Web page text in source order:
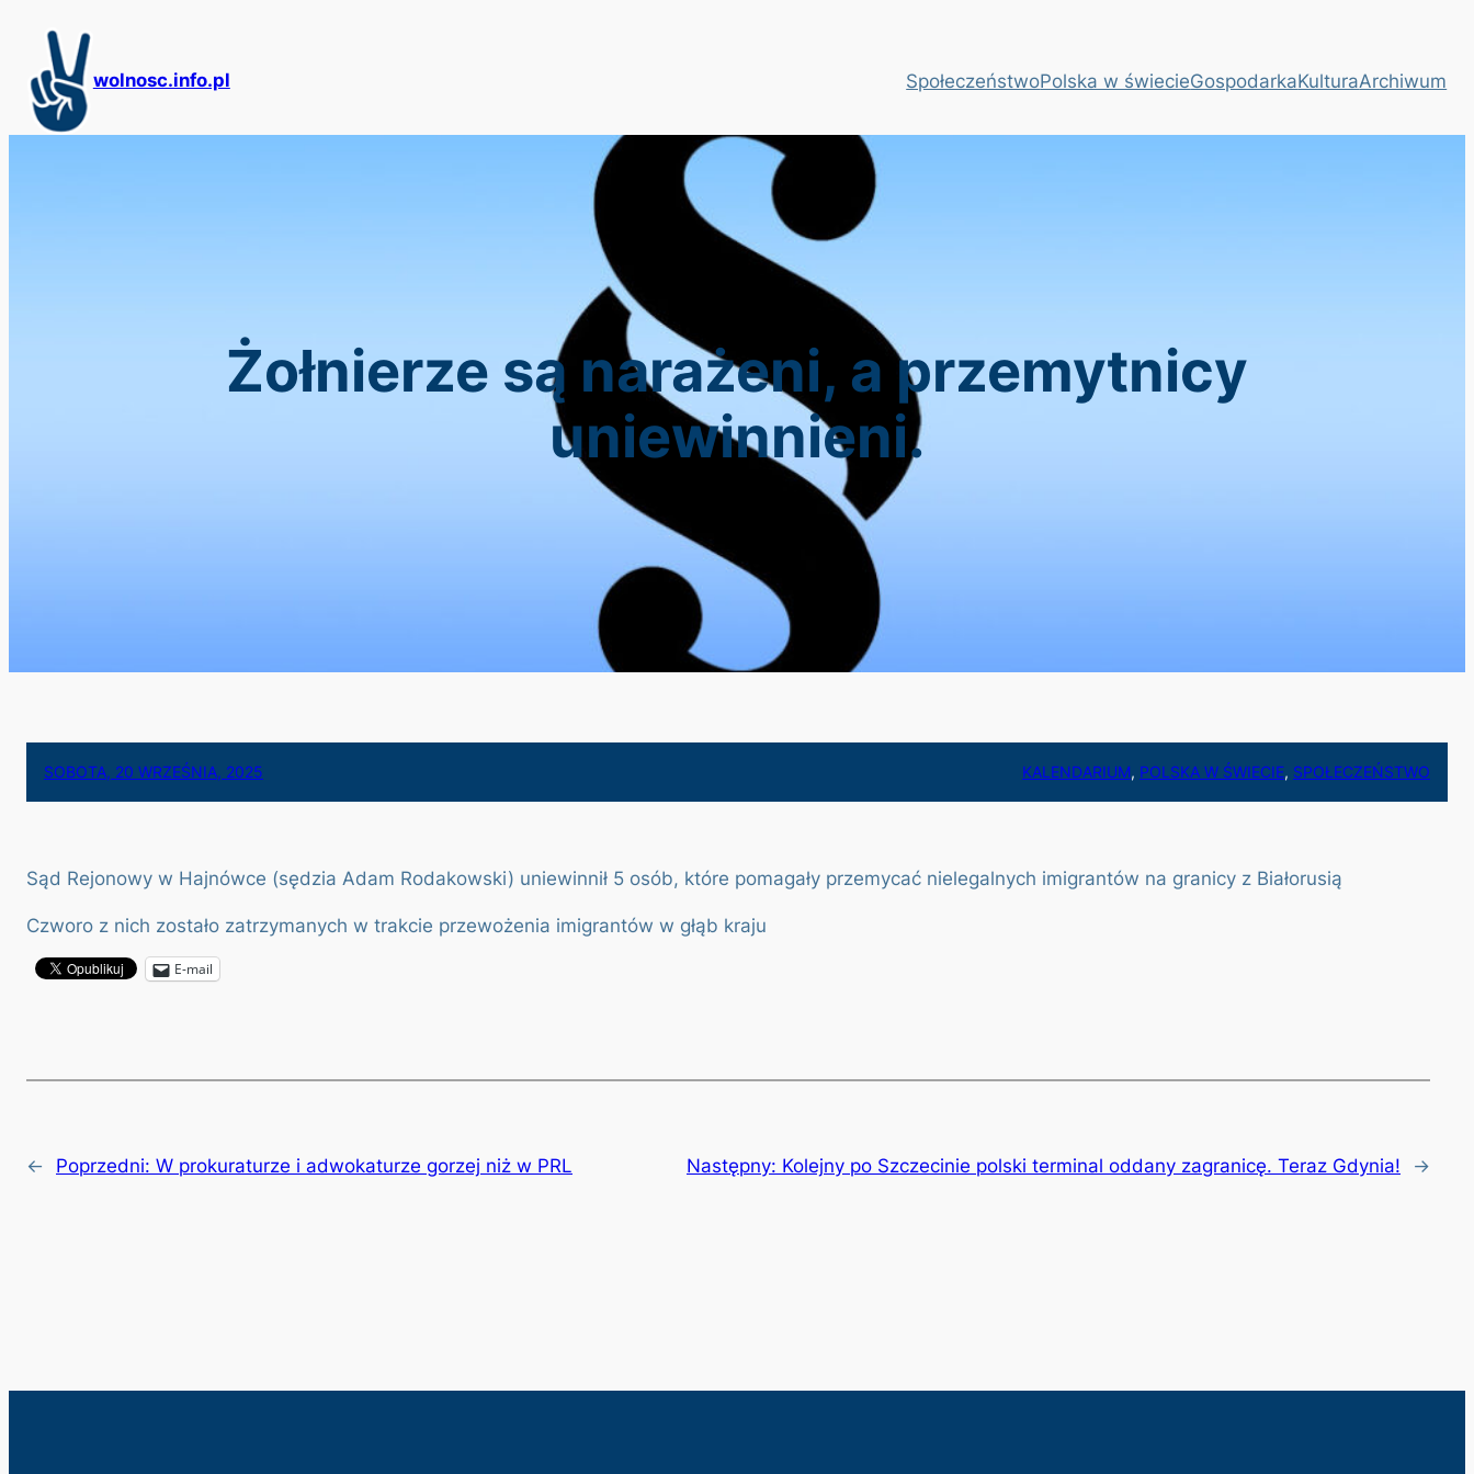
treści
wolnosc.info.pl SpołeczeństwoPolska w świecieGospodarkaKulturaArchiwum
Żołnierze są narażeni, a przemytnicy
uniewinnieni.
SOBOTA, 20 WRZEŚNIA, 2025 KALENDARIUM, POLSKA W ŚWIECIE, SPOŁECZEŃSTWO
Sąd Rejonowy w Hajnówce (sędzia Adam Rodakowski) uniewinnił 5 osób, które pomagały przemycać nielegalnych imigrantów na granicy z Białorusią
Czworo z nich zostało zatrzymanych w trakcie przewożenia imigrantów w głąb kraju
E-mail
← Poprzedni: W prokuraturze i adwokaturze gorzej niż w PRL Następny: Kolejny po Szczecinie polski terminal oddany zagranicę. Teraz Gdynia! →